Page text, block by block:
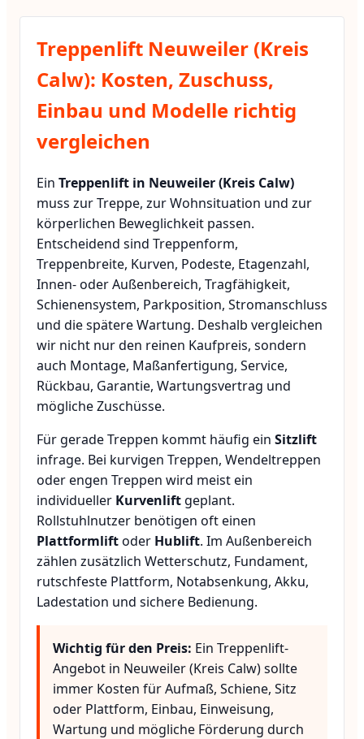
Treppenlift Neuweiler (Kreis
Calw): Kosten, Zuschuss,
Einbau und Modelle richtig
vergleichen
Ein Treppenlift in Neuweiler (Kreis Calw)
muss zur Treppe, zur Wohnsituation und zur
körperlichen Beweglichkeit passen.
Entscheidend sind Treppenform,
Treppenbreite, Kurven, Podeste, Etagenzahl,
Innen- oder Außenbereich, Tragfähigkeit,
Schienensystem, Parkposition, Stromanschluss
und die spätere Wartung. Deshalb vergleichen
wir nicht nur den reinen Kaufpreis, sondern
auch Montage, Maßanfertigung, Service,
Rückbau, Garantie, Wartungsvertrag und
mögliche Zuschüsse.
Für gerade Treppen kommt häufig ein Sitzlift
infrage. Bei kurvigen Treppen, Wendeltreppen
oder engen Treppen wird meist ein
individueller Kurvenlift geplant.
Rollstuhlnutzer benötigen oft einen
Plattformliftoder Hublift. Im Außenbereich
zählen zusätzlich Wetterschutz, Fundament,
rutschfeste Plattform, Notabsenkung, Akku,
Ladestation und sichere Bedienung.
Wichtig für den Preis: Ein Treppenlift-
Angebot in Neuweiler (Kreis Calw) sollte
immer Kosten für Aufmaß, Schiene, Sitz
oder Plattform, Einbau, Einweisung,
Wartung und mögliche Förderung durch